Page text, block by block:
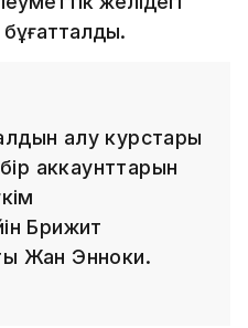
алу курстары
аккаунттарын
Брижит
Жан Энноки.